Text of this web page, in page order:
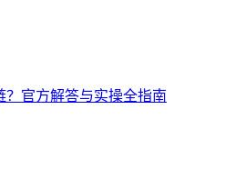
？官方解答与实操全指南